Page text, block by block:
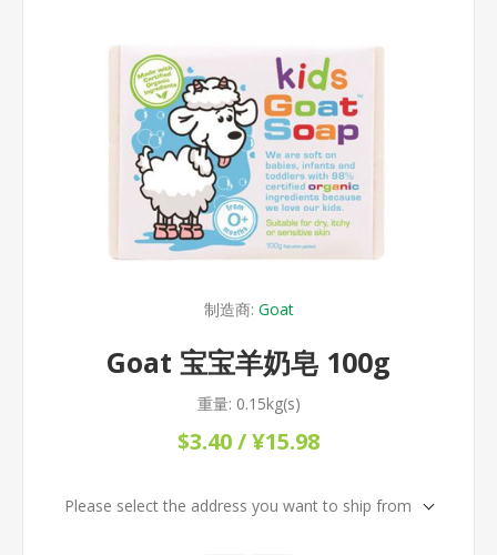
制造商: Goat
Goat 宝宝羊奶皂 100g
重量: 0.15kg(s)
$3.40 / ¥15.98
Please select the address you want to ship from